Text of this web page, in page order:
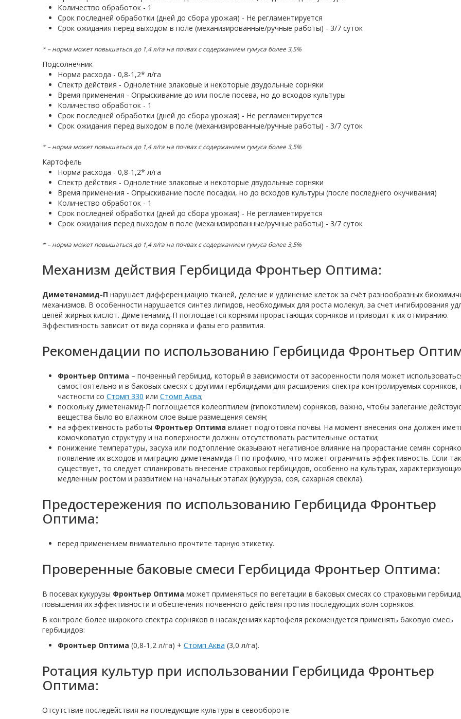
Количество обработок - 1
Срок последней обработки (дней до сбора урожая) - Не регламентируется
Срок ожидания перед выходом в поле (механизированные/ручные работы) - 3/7 суток
* – норма может повышаться до 1,4 л/га на почвах с содержанием гумуса более 3,5%
Подсолнечник
Норма расхода - 0,8-1,2* л/га
Спектр действия - Однолетние злаковые и некоторые двудольные сорняки
Время применения - Опрыскивание до или после посева, но до всходов культуры
Количество обработок - 1
Срок последней обработки (дней до сбора урожая) - Не регламентируется
Срок ожидания перед выходом в поле (механизированные/ручные работы) - 3/7 суток
* – норма может повышаться до 1,4 л/га на почвах с содержанием гумуса более 3,5%
Картофель
Норма расхода - 0,8-1,2* л/га
Спектр действия - Однолетние злаковые и некоторые двудольные сорняки
Время применения - Опрыскивание после посадки, но до всходов культуры (после последнего окучивания)
Количество обработок - 1
Срок последней обработки (дней до сбора урожая) - Не регламентируется
Срок ожидания перед выходом в поле (механизированные/ручные работы) - 3/7 суток
* – норма может повышаться до 1,4 л/га на почвах с содержанием гумуса более 3,5%
Механизм действия Гербицида Фронтьер Оптима:
Диметенамид-П нарушает дифференциацию тканей, деление и удлинение клеток за счёт разнообразных
механизмов. В особенности нарушается синтез липидов, необходимых для роста молекул, за счет ингибирования
цепей жирных кислот. Диметенамид-П поглощается корнями прорастающих сорняков и приводит к их отмиранию.
Эффективность зависит от вида сорняка и фазы его развития.
Рекомендации по использованию Гербицида Фронтьер
Фронтьер Оптима – почвенный гербицид, который в зависимости от засоренности поля может
самостоятельно и в баковых смесях с другими гербицидами для расширения спектра контролируемых сорняков,
частности со Стомп 330 или Стомп Аква;
поскольку диметенамид-П поглощается колеоптилем (гипокотилем) сорняков, важно, чтобы залегание
вещества было во влажном слое выше размещения семян;
на эффективность работы Фронтьер Оптима влияет подготовка почвы. На момент внесения она должен
комочковатую структуру и на поверхности должны отсутствовать растительные остатки;
понижение температуры, засуха или подтопление оказывают негативное влияние на прорастание семян
появление их всходов и миграцию диметенамида-П по профилю, что может ограничить эффективность. Если
существует, то следует спланировать внесение страховых гербицидов, особенно на культурах,
медленным ростом и развитием на начальных этапах (кукуруза, соя, сахарная свекла).
Предостережения по использованию Гербицида Фронтьер
Оптима:
перед применением внимательно прочтите тарную этикетку.
Проверенные баковые смеси Гербицида Фронтьер Оптима:
В посевах кукурузы Фронтьер Оптима может применяться по вегетации в баковых смесях со страховыми
повышения их эффективности и обеспечения почвенного действия против последующих волн сорняков.
В контроле более широкого спектра сорняков в насаждениях картофеля рекомендуется применять баковую смесь
гербицидов:
Фронтьер Оптима (0,8-1,2 л/га) + Стомп Аква (3,0 л/га).
Ротация культур при использовании Гербицида Фронтьер
Оптима:
Отсутствие последействия на последующие культуры в севообороте.